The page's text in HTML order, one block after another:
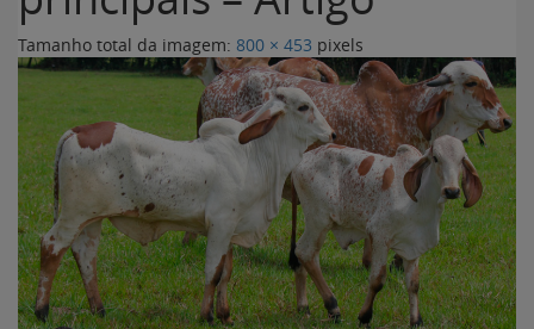
Tamanho total da imagem: 800 × 453 pixels